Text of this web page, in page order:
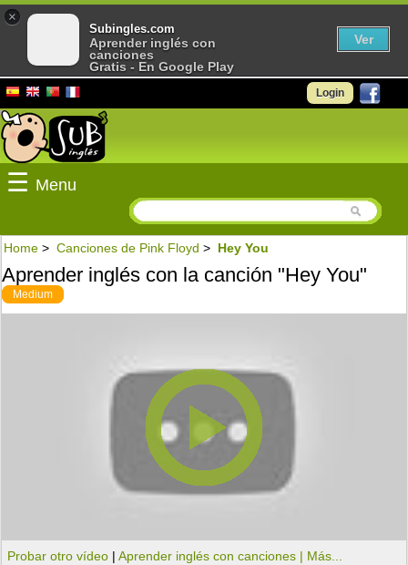
Login
☰ Menu
Home > Canciones de Pink Floyd > Hey You
Aprender inglés con la canción "Hey You"
Medium
Probar otro vídeo |Aprender inglés con canciones | Más...
×
Subingles.com
Aprender inglés con
canciones
Gratis - En Google Play
Ver